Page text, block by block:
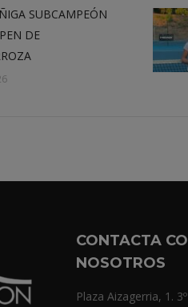
SUBCAMPEÓN
DE
CONTACTA
NOSOTROS
Plaza Aizagerria, 1.